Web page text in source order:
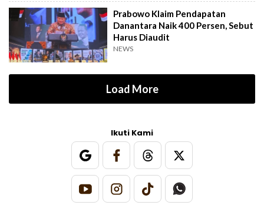
Prabowo Klaim Pendapatan
Danantara Naik 400 Persen, Sebut
Harus Diaudit
NEWS
Load More
Ikuti Kami